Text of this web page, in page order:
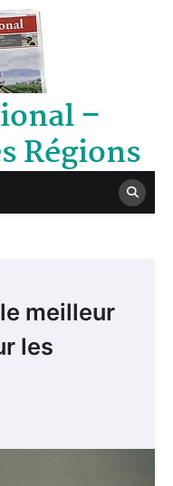
–
Régions
meilleur
les